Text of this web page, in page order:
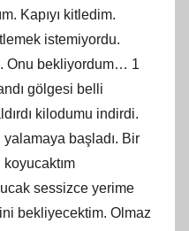
Kapıyı kitledim.
istemiyordu.
Onu bekliyordum… 1
gölgesi belli
kilodumu indirdi.
başladı. Bir
koyucaktım
sessizce yerime
bekliyecektim. Olmaz